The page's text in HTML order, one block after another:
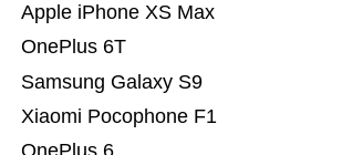
Xiaomi Pocophone F1
Samsung Galaxy S9
OnePlus 6T
Apple iPhone XS Max